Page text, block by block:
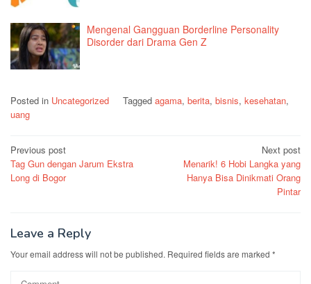
Mengenal Gangguan Borderline Personality
Disorder dari Drama Gen Z
Posted in Uncategorized Tagged agama, berita, bisnis, kesehatan,
uang
Post
navigation
Previous post
Tag Gun dengan Jarum Ekstra
Long di Bogor
Next post
Menarik! 6 Hobi Langka yang
Hanya Bisa Dinikmati Orang
Pintar
Leave a Reply
Your email address will not be published. Required fields are marked *